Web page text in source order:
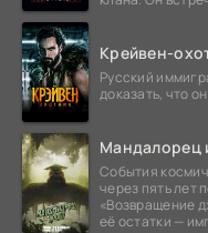
Крейвен-
Русский
доказать, что
Мандалорец
События
через пять лет
«Возвращение
её остатки —